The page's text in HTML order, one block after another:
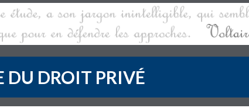
DROIT PRIVÉ